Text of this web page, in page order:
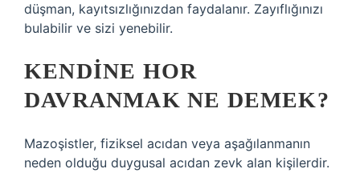
düşman, kayıtsızlığınızdan faydalanır. Zayıflığınızı
bulabilir ve sizi yenebilir.
KENDINE HOR
DAVRANMAK NE DEMEK?
Mazoşistler, fiziksel acıdan veya aşağılanmanın
neden olduğu duygusal acıdan zevk alan kişilerdir.